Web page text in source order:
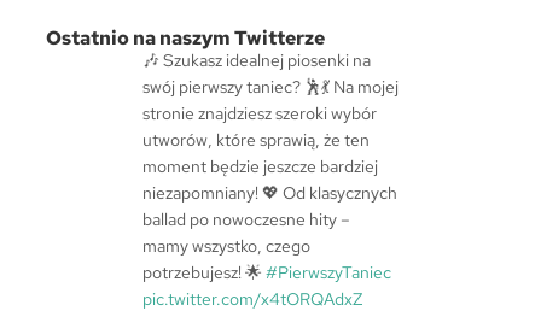
a
Ostatnio na naszym Twitterze
🎶 Szukasz idealnej piosenki na
swój pierwszy taniec? 🕺💃 Na mojej
stronie znajdziesz szeroki wybór
utworów, które sprawią, że ten
moment będzie jeszcze bardziej
niezapomniany! 💖 Od klasycznych
ballad po nowoczesne hity –
mamy wszystko, czego
potrzebujesz! 🌟 #PierwszyTaniec
pic.twitter.com/x4tORQAdxZ